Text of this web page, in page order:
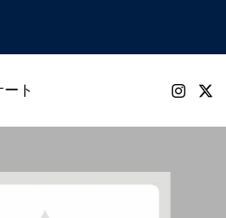
ト
functions/menu.php